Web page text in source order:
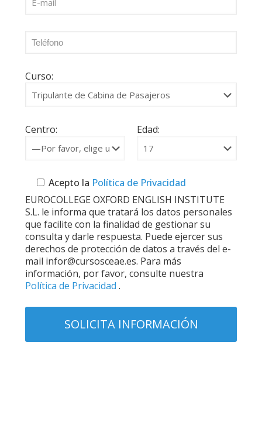
Curso:
Centro: Edad:
Acepto la Política de Privacidad
EUROCOLLEGE OXFORD ENGLISH INSTITUTE
S.L. le informa que tratará los datos personales
que facilite con la finalidad de gestionar su
consulta y darle respuesta. Puede ejercer sus
derechos de protección de datos a través del e-
mail infor@cursosceae.es. Para más
información, por favor, consulte nuestra
Política de Privacidad .